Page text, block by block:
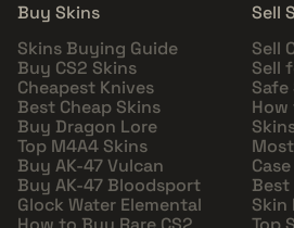
Buy Skins
Skins Buying Guide
Buy CS2 Skins
Cheapest Knives
Best Cheap Skins
Buy Dragon Lore
Top M4A4 Skins
Buy AK-47 Vulcan
Buy AK-47 Bloodsport
Glock Water Elemental
Sell
Sell
Sell
Safe
Best
Skin